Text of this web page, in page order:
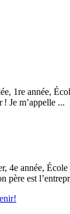
1re année,
Je m’appelle ...
4e année,
père est